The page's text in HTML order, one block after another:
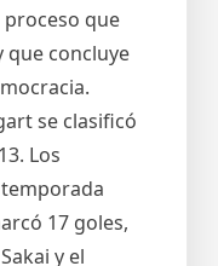
que
que concluye
se clasificó
Los
17 goles,
y el